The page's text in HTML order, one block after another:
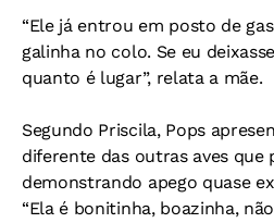
“Ele já entrou em posto de
galinha no colo. Se eu
quanto é lugar”, relata a mãe.
Segundo Priscila, Pops
diferente das outras aves que
demonstrando apego quase
“Ela é bonitinha, boazinha,